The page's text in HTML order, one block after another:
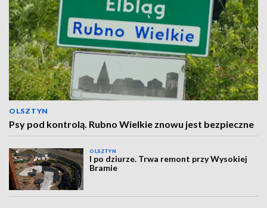
OLSZTYN
Psy pod kontrolą. Rubno Wielkie znowu jest bezpieczne
OLSZTYN
I po dziurze. Trwa remont przy Wysokiej
Bramie